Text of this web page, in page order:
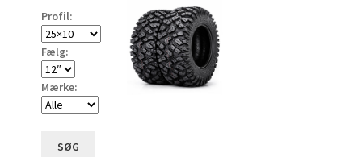
Profil:
Fælg:
Mærke:
SØG